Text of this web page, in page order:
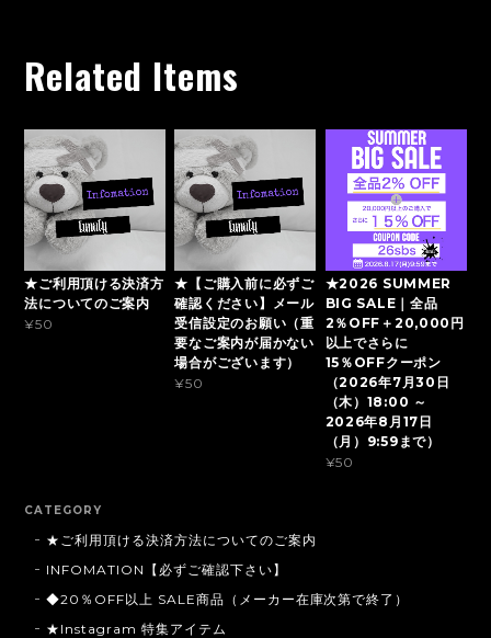
Related Items
★ご利用頂ける決済方
法についてのご案内
¥50
★【ご購入前に必ずご
確認ください】メール
受信設定のお願い（重
要なご案内が届かない
場合がございます）
¥50
★2026 SUMMER
BIG SALE｜全品
2％OFF＋20,000円
以上でさらに
15％OFFクーポン
（2026年7月30日
（木）18:00 ～
2026年8月17日
（月）9:59まで）
¥50
CATEGORY
★ご利用頂ける決済方法についてのご案内
INFOMATION【必ずご確認下さい】
◆20％OFF以上 SALE商品（メーカー在庫次第で終了）
★Instagram 特集アイテム